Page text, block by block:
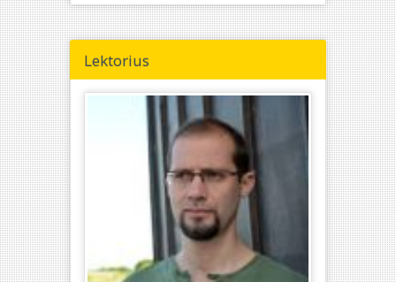
Lektorius